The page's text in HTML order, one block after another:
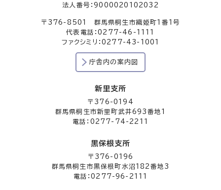
法人番号：9000020102032
〒376-8501 群馬県桐生市織姫町1番1号
代表電話：0277-46-1111
ファクシミリ：0277-43-1001
庁舎内の案内図
新里支所
〒376-0194
群馬県桐生市新里町武井693番地1
電話：0277-74-2211
黒保根支所
〒376-0196
群馬県桐生市黒保根町水沼182番地3
電話：0277-96-2111